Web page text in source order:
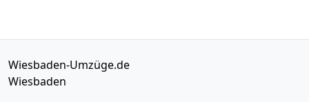
Wiesbaden-Umzüge.de
Wiesbaden